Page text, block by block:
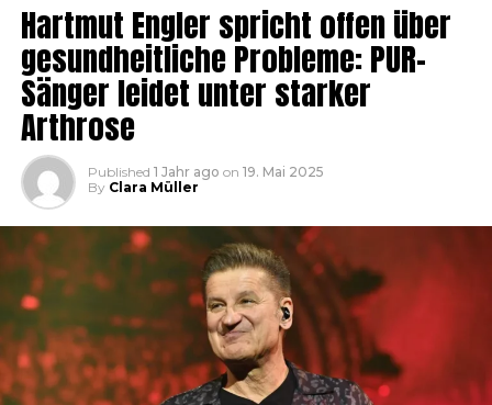
Hartmut Engler spricht offen über
gesundheitliche Probleme: PUR-
Sänger leidet unter starker
Arthrose
Published 1 Jahr ago on 19. Mai 2025
By Clara Müller